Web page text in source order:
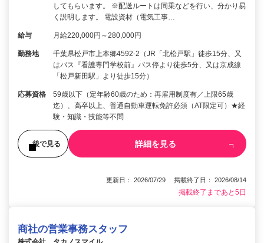
してもらいます。 ※配送ルートは同乗などを行い、分かり易
く説明します。 電設資材（電気工事…
給与 月給220,000円～280,000円
勤務地
千葉県松戸市上本郷4592-2（JR「北松戸駅」徒歩15分、又
はバス『看護専門学校前』バス停より徒歩5分、又は京成線
「松戸新田駅」より徒歩15分）
応募資格
59歳以下（定年齢60歳のため：再雇用制度有／上限65歳
迄）、高卒以上、普通自動車運転免許必須（AT限定可）★経
験・知識・技能等不問
後で見る 詳細を見る
更新日： 2026/07/29 掲載終了日： 2026/08/14
掲載終了まであと5日
商社の営業事務スタッフ